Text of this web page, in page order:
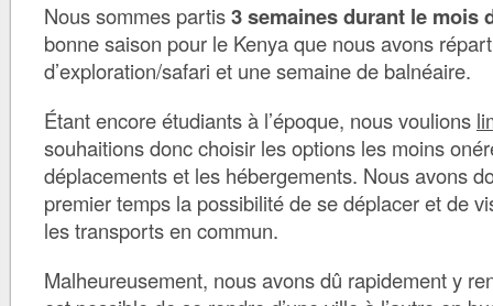
Nous sommes partis3 semaines durant le mois
bonne saison pour le Kenya que nous avons
d’exploration/safari et une semaine de balnéaire.
Étant encore étudiants à l’époque, nous voulions
souhaitions donc choisir les options les moins
déplacements et les hébergements. Nous avons
premier temps la possibilité de se déplacer et de
les transports en commun.
Malheureusement, nous avons dû rapidement y